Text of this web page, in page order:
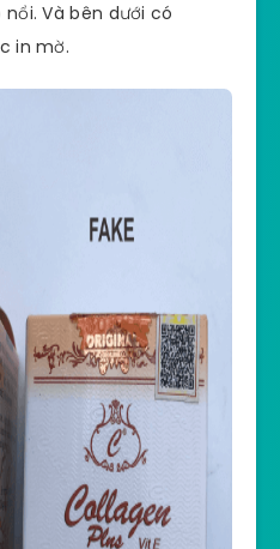
nổi. Và bên dưới có
in mờ.